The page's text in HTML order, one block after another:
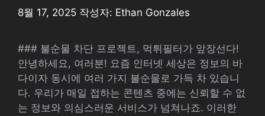
8월 17, 2025 작성자: Ethan Gonzales
### 불순물 차단 프로젝트, 먹튀필터가 앞장선다!
안녕하세요, 여러분! 요즘 인터넷 세상은 정보의 바
다이자 동시에 여러 가지 불순물로 가득 차 있습니
다. 우리가 매일 접하는 콘텐츠 중에는 신뢰할 수 없
는 정보와 의심스러운 서비스가 넘쳐나죠. 이러한